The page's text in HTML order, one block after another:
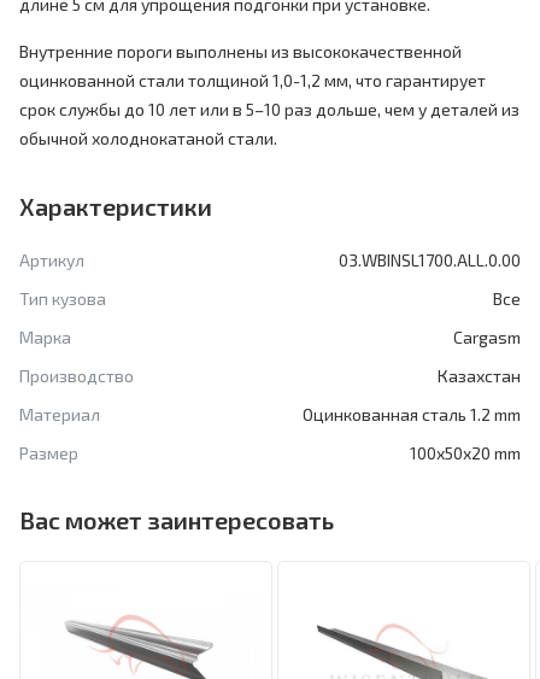
Внутренние пороги выполнены из высококачественной
оцинкованной стали толщиной 1,0-1,2 мм, что гарантирует
срок службы до 10 лет или в 5–10 раз дольше, чем у деталей из
обычной холоднокатаной стали.
Характеристики
Артикул
03.WBINSL1700.ALL.0.00
Тип кузова
Все
Марка
Cargasm
Производство
Казахстан
Материал
Оцинкованная сталь 1.2 mm
Размер
100x50x20 mm
Вас может заинтересовать